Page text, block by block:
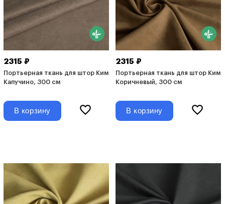
2315 ₽
Портьерная ткань для штор Ким
Капучино, 300 см
В корзину
2315 ₽
Портьерная ткань для штор Ким
Коричневый, 300 см
В корзину